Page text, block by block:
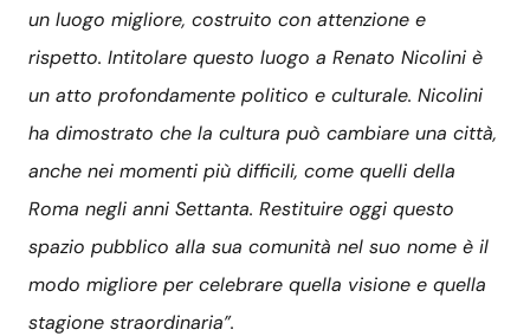
un luogo migliore, costruito con attenzione e
rispetto. Intitolare questo luogo a Renato Nicolini è
un atto profondamente politico e culturale. Nicolini
ha dimostrato che la cultura può cambiare una città,
anche nei momenti più difficili, come quelli della
Roma negli anni Settanta. Restituire oggi questo
spazio pubblico alla sua comunità nel suo nome è il
modo migliore per celebrare quella visione e quella
stagione straordinaria”.